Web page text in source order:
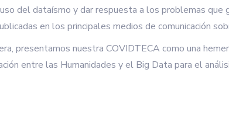
del dataísmo y dar respuesta a los problemas que
en los principales medios de comunicación
presentamos nuestra COVIDTECA como una
entre las Humanidades y el Big Data para el